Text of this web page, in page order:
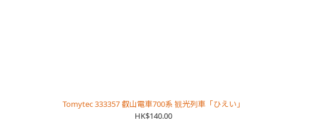
Tomytec 333357 叡山電車700系 観光列車「ひえい」
HK$140.00